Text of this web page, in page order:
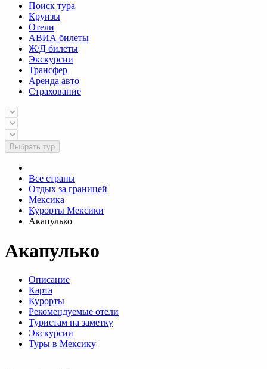
Поиск тура
Круизы
Отели
АВИА билеты
Ж/Д билеты
Экскурсии
Трансфер
Аренда авто
Страхование
Выбрать тур
Все страны
Отдых за границей
Мексика
Курорты Мексики
Акапулько
Акапулько
Описание
Карта
Курорты
Рекомендуемые отели
Туристам на заметку
Экскурсии
Туры в Мексику